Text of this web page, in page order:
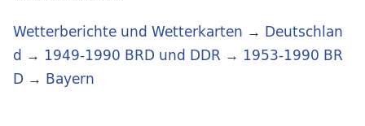
Wetterberichte und Wetterkarten → Deutschlan
d → 1949-1990 BRD und DDR → 1953-1990 BR
D → Bayern